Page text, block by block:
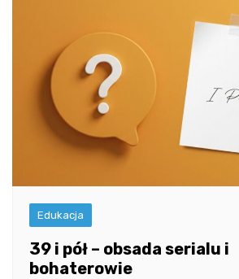
Edukacja
39 i pół – obsada serialu i
bohaterowie